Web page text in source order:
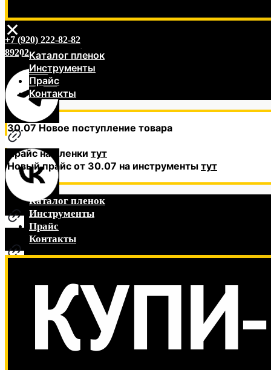
+7 (920) 222-82-82
89202228282@mail.ru
✕
Каталог пленок
Инструменты
Прайс
Контакты
30.07 Новое поступление товара
Прайс на пленки тут
Новый прайс от 30.07 на инструменты тут
Каталог пленок
Инструменты
Прайс
Контакты